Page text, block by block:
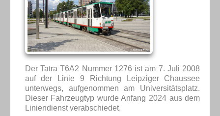
Der Tatra T6A2 Nummer 1276 ist am 7. Juli 2008
auf der Linie 9 Richtung Leipziger Chaussee
unterwegs, aufgenommen am Universitätsplatz.
Dieser Fahrzeugtyp wurde Anfang 2024 aus dem
Liniendienst verabschiedet.